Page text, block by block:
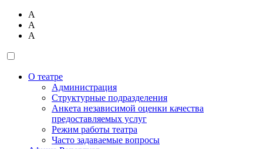
А
А
А
О театре
Администрация
Структурные подразделения
Анкета независимой оценки качества
предоставляемых услуг
Режим работы театра
Часто задаваемые вопросы